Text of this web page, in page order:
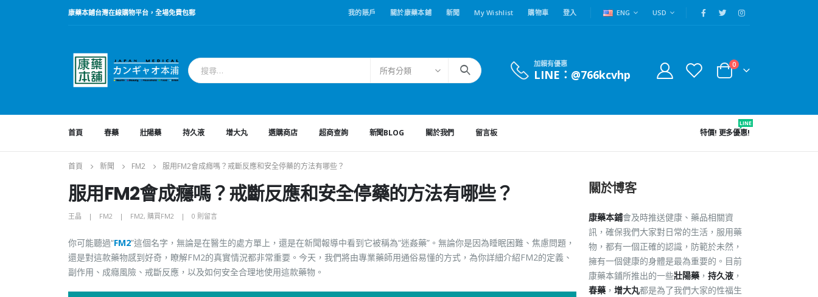
康藥本鋪台灣在線購物平台，全場免費包郵 我的賬戶 關於康藥本鋪 新聞 My Wishlist 購物車 登入 ENG USD
所有分類
加賴有優惠
LINE：@766kcvhp
0
首頁 春藥 壯陽藥 持久液 增大丸 選購商店 超商查詢 新聞BLOG 關於我們 留言板 特價! 更多優惠!
LINE
首頁 新聞 FM2 服用FM2會成癮嗎？戒斷反應和安全停藥的方法有哪些？
服用FM2會成癮嗎？戒斷反應和安全停藥的方法有哪些？
王晶 FM2 FM2, 購買FM2 0 則留言
你可能聽過“FM2”這個名字，無論是在醫生的處方單上，還是在新聞報導中看到它被稱為“迷姦藥”。無論你是因為睡眠困難、焦慮問題，
還是對這款藥物感到好奇，瞭解FM2的真實情況都非常重要。今天，我們將由專業藥師用通俗易懂的方式，為你詳細介紹FM2的定義、
副作用、成癮風險、戒斷反應，以及如何安全合理地使用這款藥物。
關於博客
康藥本鋪會及時推送健康、藥品相關資
訊，確保我們大家對日常的生活，服用藥
物，都有一個正確的認識，防範於未然，
擁有一個健康的身體是最為重要的。目前
康藥本鋪所推出的一些壯陽藥 ， 持久液 ，
春藥 ， 增大丸都是為了我們大家的性福生